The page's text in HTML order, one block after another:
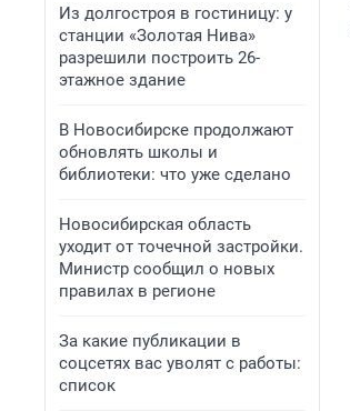
Из долгостроя в гостиницу: у
станции «Золотая Нива»
разрешили построить 26-
этажное здание
В Новосибирске продолжают
обновлять школы и
библиотеки: что уже сделано
Новосибирская область
уходит от точечной застройки.
Министр сообщил о новых
правилах в регионе
За какие публикации в
соцсетях вас уволят с работы:
список